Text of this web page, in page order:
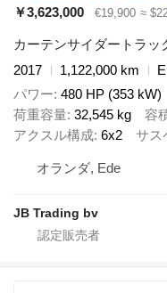
￥3,623,000 €19,900 ≈
カーテンサイダートラッ
2017
1,122,000 km
パワー 480 HP (353 kW)
荷重容量 32,545 kg 容
アクスル構成 6x2 サス
オランダ, Ede
JB Trading bv